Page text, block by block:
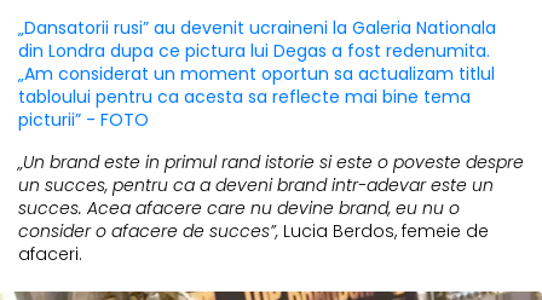
„Dansatorii rusi” au devenit ucraineni la Galeria Nationala
din Londra dupa ce pictura lui Degas a fost redenumita.
„Am considerat un moment oportun sa actualizam titlul
tabloului pentru ca acesta sa reflecte mai bine tema
picturii” - FOTO
„Un brand este in primul rand istorie si este o poveste despre
un succes, pentru ca a deveni brand intr-adevar este un
succes. Acea afacere care nu devine brand, eu nu o
consider o afacere de succes”, Lucia Berdos, femeie de
afaceri.